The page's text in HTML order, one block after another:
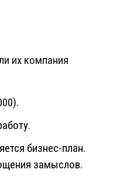
их компания
бизнес-план.
замыслов.